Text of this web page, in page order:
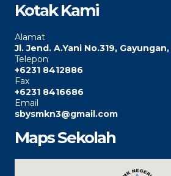
Kotak Kami
Alamat
Jl. Jend. A.Yani No.319,
Telepon
+6231 8412886
Fax
+6231 8416686
Email
sbysmkn3@gmail.com
Maps Sekolah